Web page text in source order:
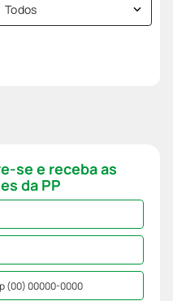
Todos
se e receba as
da PP